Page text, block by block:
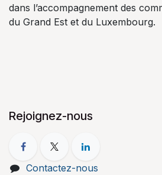
dans l’accompagnement des
du Grand Est et du Luxembourg.
Rejoignez-nous
Contactez-nous